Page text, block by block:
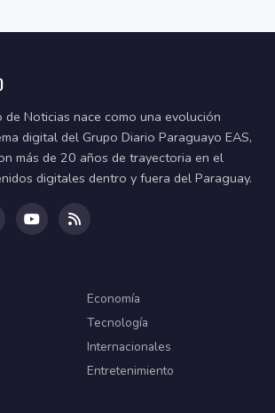
de Noticias nace como una evolución
digital del Grupo Diario Paraguayo EAS,
más de 20 años de trayectoria en el
digitales dentro y fuera del Paraguay.
Economía
Tecnología
Internacionales
Entretenimiento